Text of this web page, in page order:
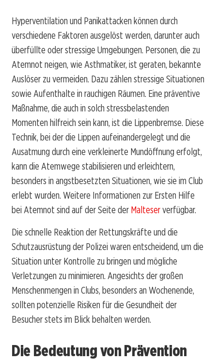
Hyperventilation und Panikattacken können durch
verschiedene Faktoren ausgelöst werden, darunter auch
überfüllte oder stressige Umgebungen. Personen, die zu
Atemnot neigen, wie Asthmatiker, ist geraten, bekannte
Auslöser zu vermeiden. Dazu zählen stressige Situationen
sowie Aufenthalte in rauchigen Räumen. Eine präventive
Maßnahme, die auch in solch stressbelastenden
Momenten hilfreich sein kann, ist die Lippenbremse. Diese
Technik, bei der die Lippen aufeinandergelegt und die
Ausatmung durch eine verkleinerte Mundöffnung erfolgt,
kann die Atemwege stabilisieren und erleichtern,
besonders in angstbesetzten Situationen, wie sie im Club
erlebt wurden. Weitere Informationen zur Ersten Hilfe
bei Atemnot sind auf der Seite der Malteserverfügbar.
Die schnelle Reaktion der Rettungskräfte und die
Schutzausrüstung der Polizei waren entscheidend, um die
Situation unter Kontrolle zu bringen und mögliche
Verletzungen zu minimieren. Angesichts der großen
Menschenmengen in Clubs, besonders an Wochenende,
sollten potenzielle Risiken für die Gesundheit der
Besucher stets im Blick behalten werden.
Die Bedeutung von Prävention